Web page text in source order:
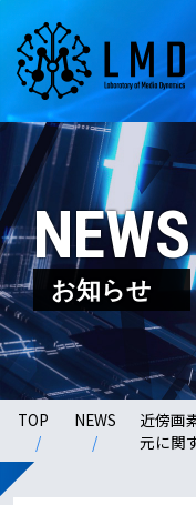
NEWS
お知らせ
TOP NEWS
近傍画
元に関